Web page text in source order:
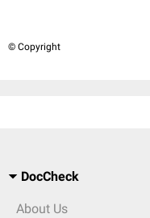
© Copyright
DocCheck
About Us